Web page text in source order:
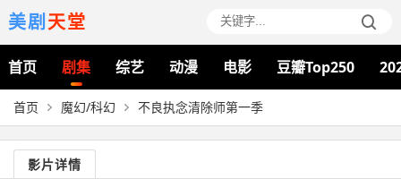
美剧天堂
首页 剧集 综艺 动漫 电影 豆瓣Top250
首页 魔幻/科幻 不良执念清除师第一季
影片详情